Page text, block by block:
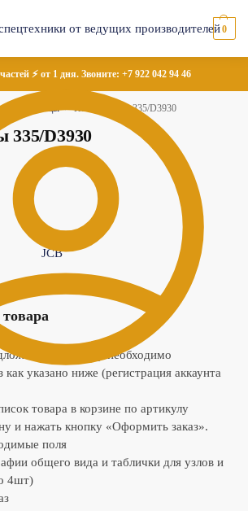
0
⚡ от 1 дня. Звоните: +7 922 042 94 46
Пальцы Палец стрелы 335/D3930
335/D3930
JCB
по товару необходимо
как указано ниже (регистрация аккаунта
товара в корзине по артикулу
и нажать кнопку «Оформить заказ».
поля
общего вида и таблички для узлов и
4шт)